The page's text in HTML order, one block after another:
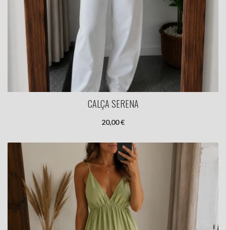
CALÇA SERENA
20,00 €